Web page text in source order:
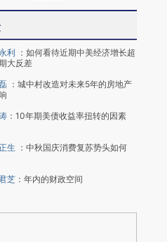
利 ： 如何看待近期中美经济增长超
大反差
： 城中村改造对未来5年的房地产
： 10年期美债收益率扭转的因素
生 ： 中秋国庆消费复苏势头如何
芝 ： 年内的财政空间